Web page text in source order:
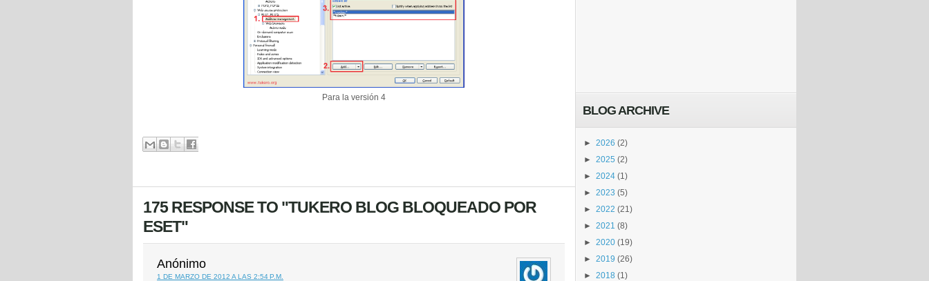
Para la versión 4
175 RESPONSE TO "TUKERO BLOG BLOQUEADO POR
ESET"
Anónimo
1 DE MARZO DE 2012 A LAS 2:54 P.M.
BLOG ARCHIVE
► 2026 (2)
► 2025 (2)
► 2024 (1)
► 2023 (5)
► 2022 (21)
► 2021 (8)
► 2020 (19)
► 2019 (26)
► 2018 (1)